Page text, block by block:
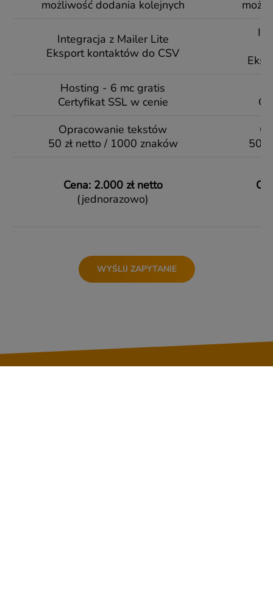
możliwość dodania kolejnych
Integracja z Mailer Lite
Eksport kontaktów do CSV
Hosting - 6 mc gratis
Certyfikat SSL w cenie
Opracowanie tekstów
50 zł netto / 1000 znaków
50
Cena: 2.000 zł netto
(jednorazowo)
WYŚLIJ ZAPYTANIE